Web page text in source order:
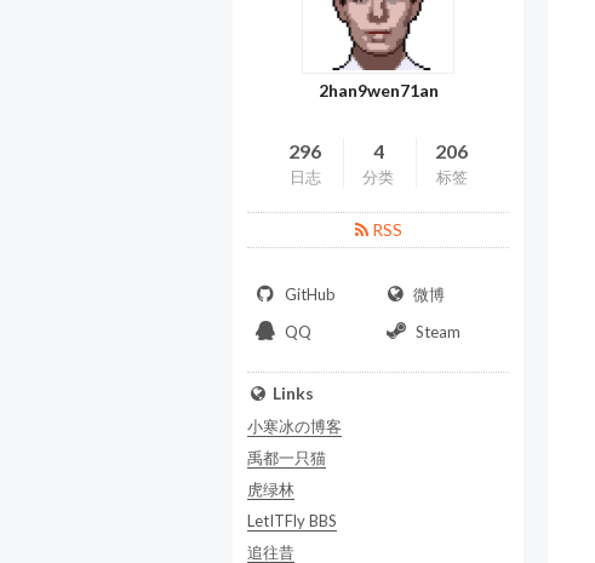
2han9wen71an
296
日志
4
分类
206
标签
RSS
GitHub
微博
QQ
Steam
Links
小寒冰の博客
禹都一只猫
虎绿林
LetITFly BBS
追往昔